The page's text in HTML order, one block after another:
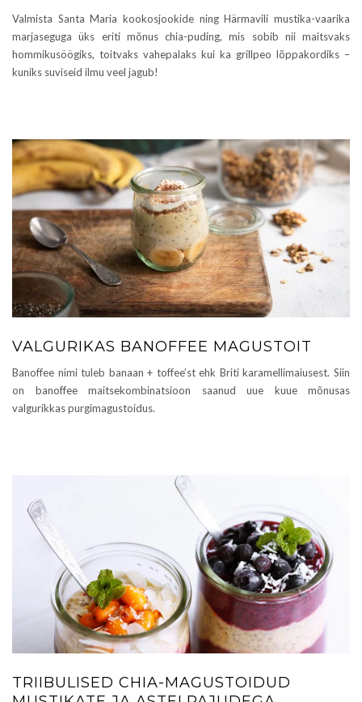
Valmista Santa Maria kookosjookide ning Härmavili mustika-vaarika
marjaseguga üks eriti mõnus chia-puding, mis sobib nii maitsvaks
hommikusöögiks, toitvaks vahepalaks kui ka grillpeo lõppakordiks –
kuniks suviseid ilmu veel jagub!
VALGURIKAS BANOFFEE MAGUSTOIT
Banoffee nimi tuleb banaan + toffee’st ehk Briti karamellimaiusest. Siin
on banoffee maitsekombinatsioon saanud uue kuue mõnusas
valgurikkas purgimagustoidus.
TRIIBULISED CHIA-MAGUSTOIDUD